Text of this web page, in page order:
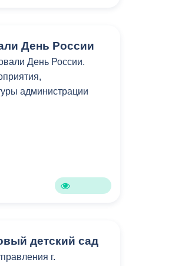
День России
День России.
администрации
детский сад
г.